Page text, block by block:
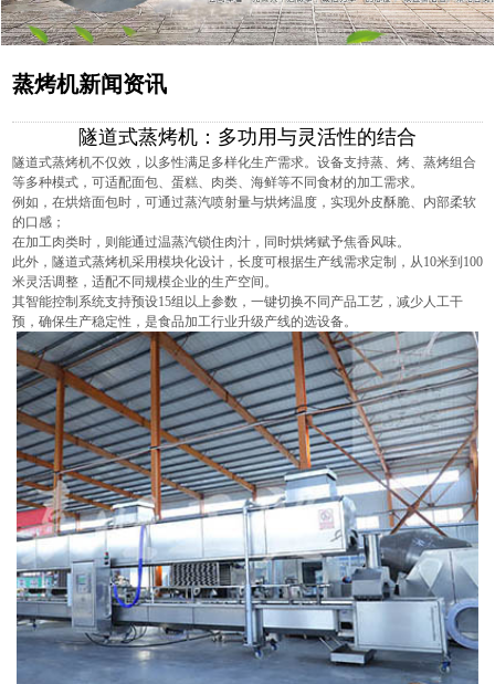
蒸烤机新闻资讯
隧道式蒸烤机：多功用与灵活性的结合
隧道式蒸烤机不仅效，以多性满足多样化生产需求。设备支持蒸、烤、蒸烤组合
等多种模式，可适配面包、蛋糕、肉类、海鲜等不同食材的加工需求。
例如，在烘焙面包时，可通过蒸汽喷射量与烘烤温度，实现外皮酥脆、内部柔软
的口感；
在加工肉类时，则能通过温蒸汽锁住肉汁，同时烘烤赋予焦香风味。
此外，隧道式蒸烤机采用模块化设计，长度可根据生产线需求定制，从10米到100
米灵活调整，适配不同规模企业的生产空间。
其智能控制系统支持预设15组以上参数，一键切换不同产品工艺，减少人工干
预，确保生产稳定性，是食品加工行业升级产线的选设备。